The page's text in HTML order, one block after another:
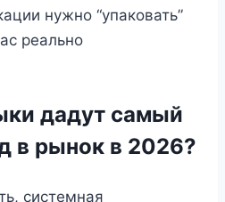
нужно “упаковать”
реально
дадут самый
в рынок в 2026?
системная